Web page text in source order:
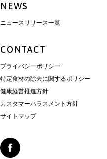
NEWS
ニュースリリース一覧
CONTACT
プライバシーポリシー
特定食材の除去に関するポリシー
健康経営推進方針
カスタマーハラスメント方針
サイトマップ